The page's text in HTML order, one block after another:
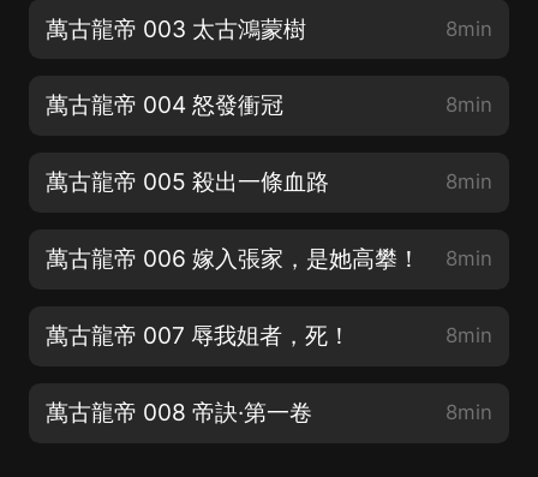
萬古龍帝 003 太古鴻蒙樹 8min
萬古龍帝 004 怒發衝冠 8min
萬古龍帝 005 殺出一條血路 8min
萬古龍帝 006 嫁入張家，是她高攀！ 8min
萬古龍帝 007 辱我姐者，死！ 8min
萬古龍帝 008 帝訣·第一卷 8min